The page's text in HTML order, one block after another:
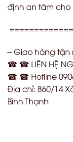
định an tâm cho
– Giao hàng tận
☎ ☎ LIÊN HỆ
☎ ☎ Hotline
Địa chỉ: 860/14
Bình Thạnh